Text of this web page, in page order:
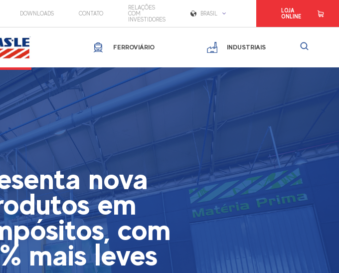
DOWNLOADS CONTATO
RELAÇÕES
COM
INVESTIDORES
BRASIL
LOJA
ONLINE
FERROVIÁRIO INDUSTRIAIS
nova
em
com
mais leves